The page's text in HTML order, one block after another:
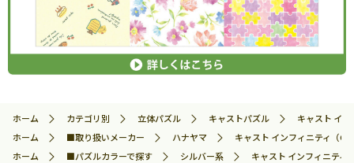
ホーム カテゴリ別 立体パズル キャストパズル
キャスト イ
ホーム
■取り扱いメーカー ハナヤマ
キャスト インフィニティ（
ホーム
■パズルカラーで探す シルバー系 キャスト インフィニテ